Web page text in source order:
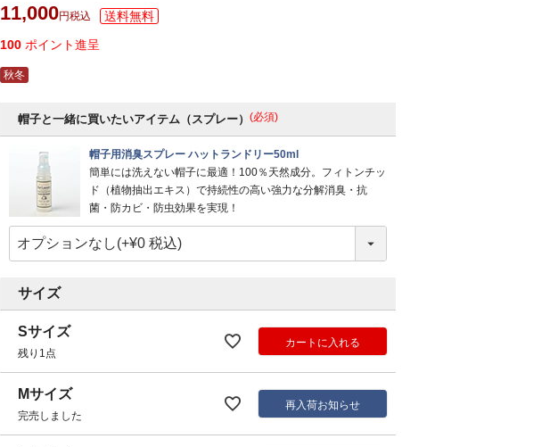
11,000 税込
100 ポイント進呈
秋冬
帽子と一緒に買いたいアイテム（スプレー） (必須)
帽子用消臭スプレー ハットランドリー50ml
簡単には洗えない帽子に最適！100％天然成分。フィトンチッ
ド（植物抽出エキス）で持続性の高い強力な分解消臭・抗
菌・防カビ・防虫効果を実現！
サイズ
Sサイズ
残り1点
カートに入れる
Mサイズ
完売しました
再入荷お知らせ